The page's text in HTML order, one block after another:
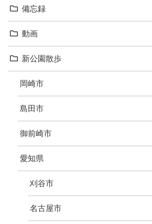
備忘録
動画
新公園散歩
岡崎市
島田市
御前崎市
愛知県
刈谷市
名古屋市